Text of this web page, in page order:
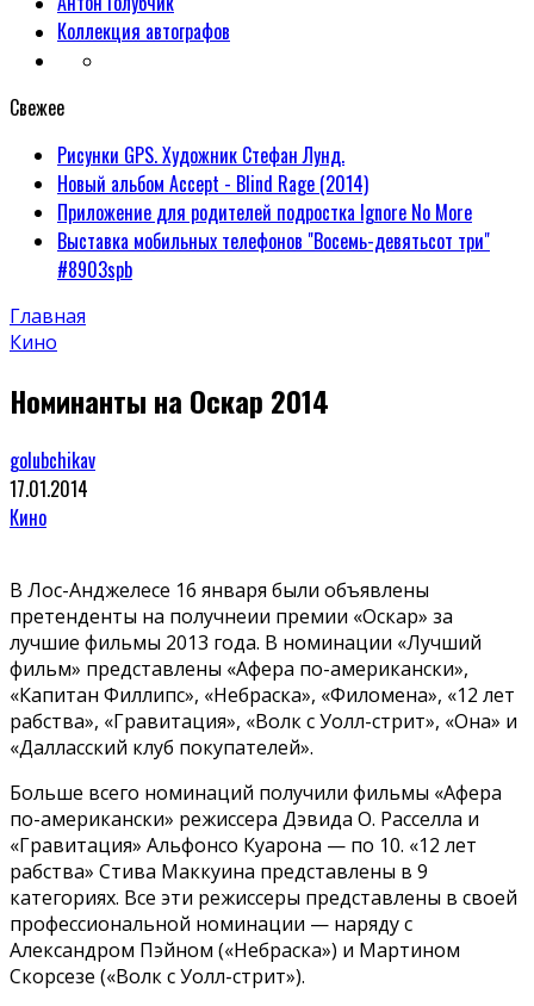
Коллекция автографов
Свежее
Рисунки GPS. Художник Стефан Лунд.
Новый альбом Accept - Blind Rage (2014)
Приложение для родителей подростка Ignore No More
Выставка мобильных телефонов "Восемь-девятьсот три"
#8903spb
Главная
Кино
Номинанты на Оскар 2014
golubchikav
17.01.2014
Кино
В Лос-Анджелесе 16 января были объявлены
претенденты на получнеии премии «Оскар» за
лучшие фильмы 2013 года. В номинации «Лучший
фильм» представлены «Афера по-американски»,
«Капитан Филлипс», «Небраска», «Филомена», «12 лет
рабства», «Гравитация», «Волк с Уолл-стрит», «Она» и
«Далласский клуб покупателей».
Больше всего номинаций получили фильмы «Афера
по-американски» режиссера Дэвида О. Расселла и
«Гравитация» Альфонсо Куарона — по 10. «12 лет
рабства» Стива Маккуина представлены в 9
категориях. Все эти режиссеры представлены в своей
профессиональной номинации — наряду с
Александром Пэйном («Небраска») и Мартином
Скорсезе («Волк с Уолл-стрит»).